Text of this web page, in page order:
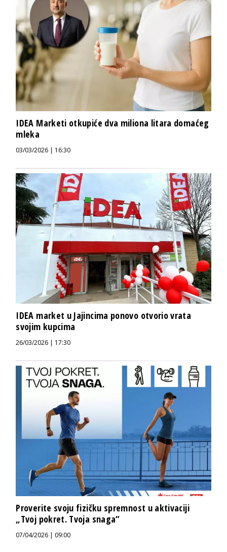
IDEA Marketi otkupiće dva miliona litara domaćeg
mleka
03/03/2026 | 16:30
IDEA market u Jajincima ponovo otvorio vrata
svojim kupcima
26/03/2026 | 17:30
Proverite svoju fizičku spremnost u aktivaciji
„Tvoj pokret. Tvoja snaga“
07/04/2026 | 09:00